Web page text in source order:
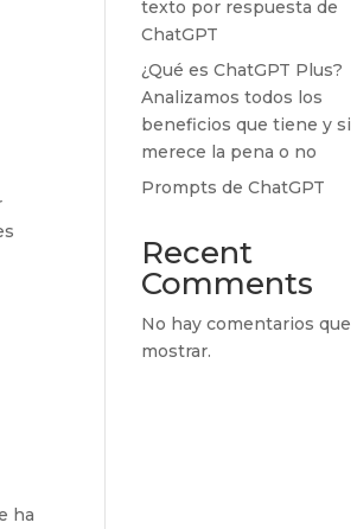
ha
texto por respuesta de
ChatGPT
¿Qué es ChatGPT Plus?
Analizamos todos los
beneficios que tiene y si
merece la pena o no
Prompts de ChatGPT
Recent
Comments
No hay comentarios que
mostrar.